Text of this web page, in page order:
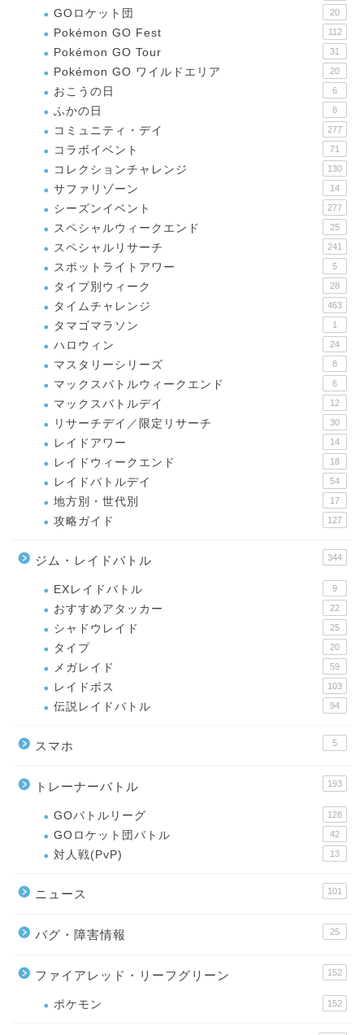
GOロケット団
20
Pokémon GO Fest 112
Pokémon GO Tour 31
Pokémon GO ワイルドエリア 20
おこうの日 6
ふかの日 8
コミュニティ・デイ 277
コラボイベント 71
コレクションチャレンジ 130
サファリゾーン 14
シーズンイベント 277
スペシャルウィークエンド 25
スペシャルリサーチ 241
スポットライトアワー 5
タイプ別ウィーク 28
タイムチャレンジ 463
タマゴマラソン 1
ハロウィン 24
マスタリーシリーズ 8
マックスバトルウィークエンド 6
マックスバトルデイ 12
リサーチデイ／限定リサーチ 30
レイドアワー 14
レイドウィークエンド 18
レイドバトルデイ 54
地方別・世代別 17
攻略ガイド 127
ジム・レイドバトル 344
EXレイドバトル 9
おすすめアタッカー 22
シャドウレイド 25
タイプ 20
メガレイド 59
レイドボス 103
伝説レイドバトル 94
スマホ 5
トレーナーバトル 193
GOバトルリーグ 128
GOロケット団バトル 42
対人戦(PvP) 13
ニュース 101
バグ・障害情報 25
ファイアレッド・リーフグリーン 152
ポケモン 152